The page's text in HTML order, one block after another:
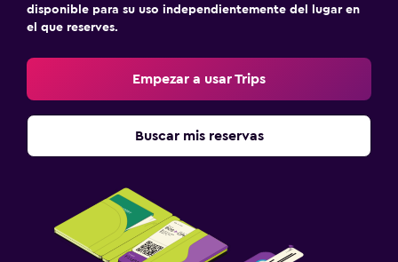
disponible para su uso independientemente del lugar en
el que reserves.
Empezar a usar Trips
Buscar mis reservas